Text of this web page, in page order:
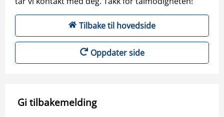
Tilbake til hovedside
Oppdater side
Gi tilbakemelding